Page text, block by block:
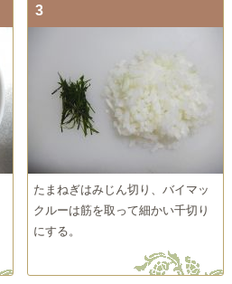
3
たまねぎはみじん切り、バイマッ
クルーは筋を取って細かい千切り
にする。